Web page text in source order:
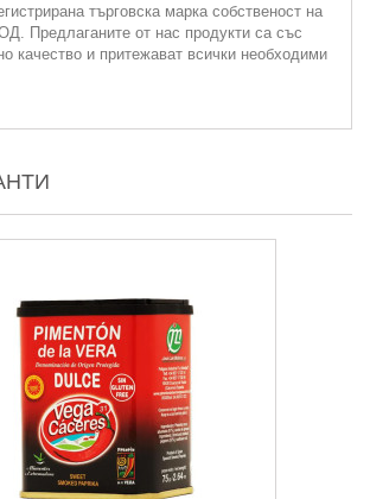
търговска марка собственост на
Предлаганите от нас продукти са със
качество и притежават всички необходими